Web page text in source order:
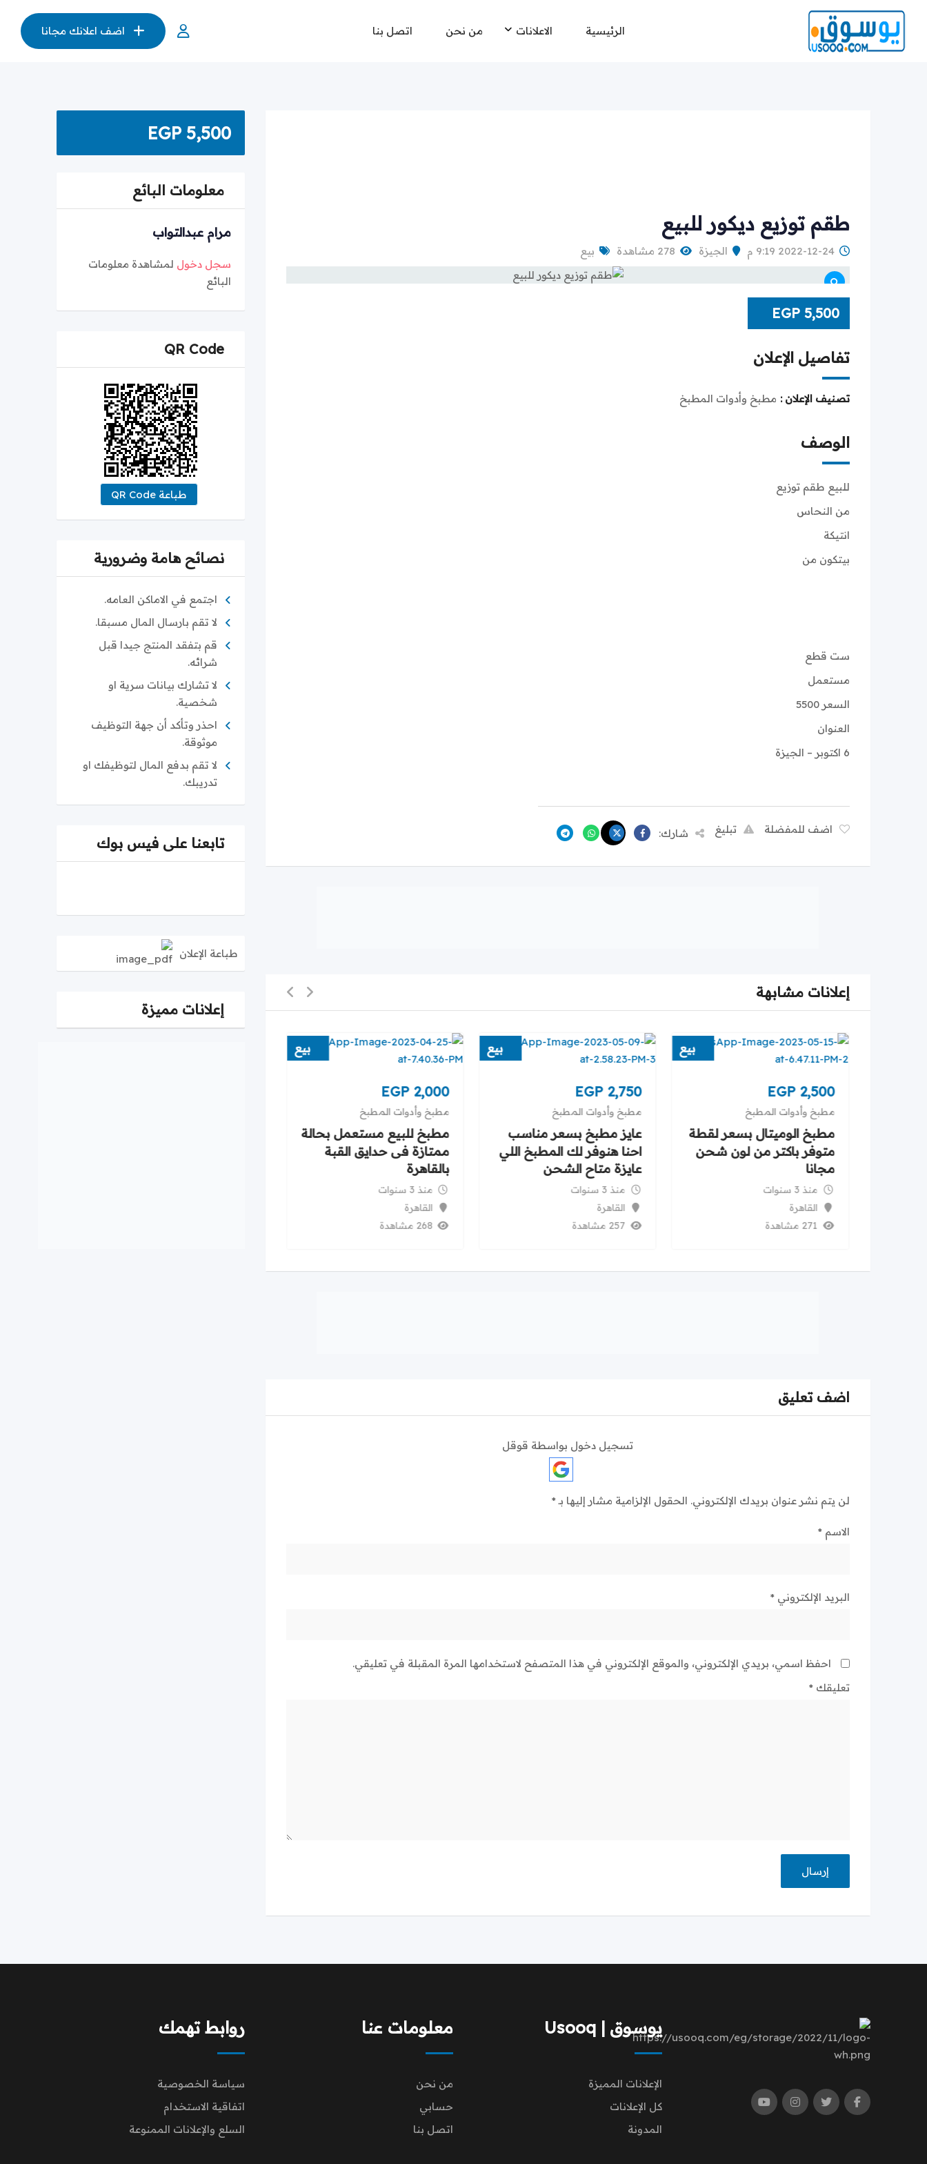
content
الرئيسية الاعلانات من نحن اتصل بنا اضف اعلانك مجانا
طقم توزيع ديكور للبيع
2022-12-24 9:19 م الجيزة 278 مشاهدة بيع
EGP 5,500
تفاصيل الإعلان
تصنيف الإعلان : مطبخ وأدوات المطبخ
الوصف
للبيع طقم توزيع
من النحاس
انتيكة
بيتكون من
ست قطع
مستعمل
السعر 5500
العنوان
6 اكتوبر – الجيزة
اضف للمفضلة تبليغ شارك:
إعلانات مشابهة
بيع
EGP2,500
مطبخ وأدوات المطبخ
مطبخ الوميتال بسعر لقطة
متوفر باكتر من لون شحن
مجانا
منذ 3 سنوات
القاهرة
271 مشاهدة
بيع
EGP2,750
مطبخ وأدوات المطبخ
عايز مطبخ بسعر مناسب
احنا هنوفر لك المطبخ اللي
عايزة متاح الشحن
منذ 3 سنوات
القاهرة
257 مشاهدة
بيع
EGP2,000
مطبخ وأدوات المطبخ
مطبخ للبيع مستعمل بحالة
ممتازة فى حدايق القبة
بالقاهرة
منذ 3 سنوات
القاهرة
268 مشاهدة
اضف تعليق
تسجيل دخول بواسطة قوقل
لن يتم نشر عنوان بريدك الإلكتروني. الحقول الإلزامية مشار إليها بـ *
الاسم *
البريد الإلكتروني *
احفظ اسمي، بريدي الإلكتروني، والموقع الإلكتروني في هذا المتصفح لاستخدامها المرة المقبلة في تعليقي.
تعليقك *
EGP5,500
معلومات البائع
مرام عبدالتواب
سجل دخول لمشاهدة معلومات
البائع
QR Code
طباعة QR Code
نصائح هامة وضرورية
اجتمع في الاماكن العامه.
لا تقم بارسال المال مسبقا.
قم بتفقد المنتج جيدا قبل
شرائه.
لا تشارك بيانات سرية او
شخصية.
احذر وتأكد أن جهة التوظيف
موثوقة.
لا تقم بدفع المال لتوظيفك او
تدريبك.
تابعنا على فيس بوك
طباعة الإعلان
إعلانات مميزة
يوسوق | Usooq
الإعلانات المميزة
كل الإعلانات
المدونة
معلومات عنا
من نحن
حسابي
اتصل بنا
روابط تهمك
سياسة الخصوصية
اتفاقية الاستخدام
السلع والإعلانات الممنوعة